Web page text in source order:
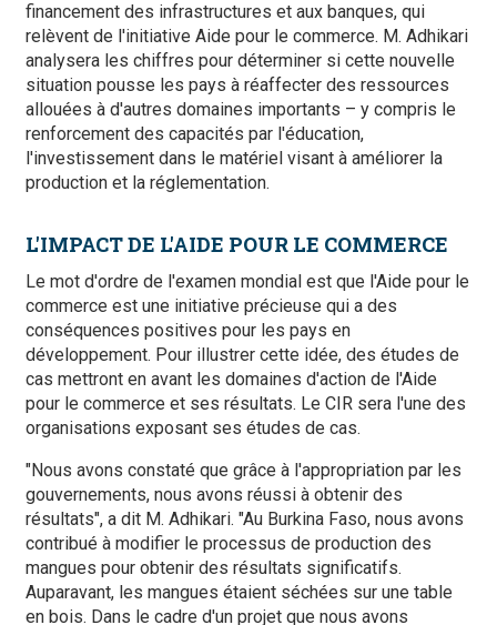
financement des infrastructures et aux banques, qui
relèvent de l'initiative Aide pour le commerce. M. Adhikari
analysera les chiffres pour déterminer si cette nouvelle
situation pousse les pays à réaffecter des ressources
allouées à d'autres domaines importants – y compris le
renforcement des capacités par l'éducation,
l'investissement dans le matériel visant à améliorer la
production et la réglementation.
L'IMPACT DE L'AIDE POUR LE COMMERCE
Le mot d'ordre de l'examen mondial est que l'Aide pour le
commerce est une initiative précieuse qui a des
conséquences positives pour les pays en
développement. Pour illustrer cette idée, des études de
cas mettront en avant les domaines d'action de l'Aide
pour le commerce et ses résultats. Le CIR sera l'une des
organisations exposant ses études de cas.
"Nous avons constaté que grâce à l'appropriation par les
gouvernements, nous avons réussi à obtenir des
résultats", a dit M. Adhikari. "Au Burkina Faso, nous avons
contribué à modifier le processus de production des
mangues pour obtenir des résultats significatifs.
Auparavant, les mangues étaient séchées sur une table
en bois. Dans le cadre d'un projet que nous avons